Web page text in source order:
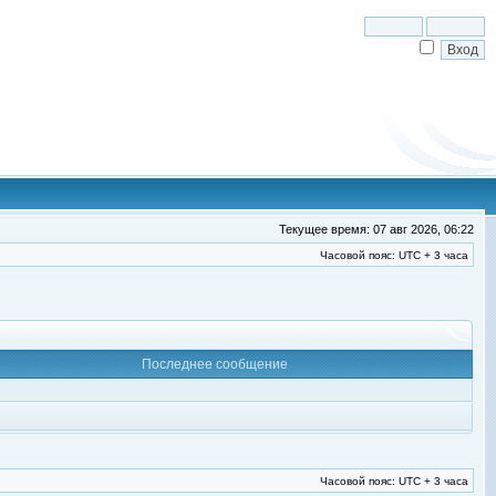
Текущее время: 07 авг 2026, 06:22
Часовой пояс: UTC + 3 часа
Последнее сообщение
Часовой пояс: UTC + 3 часа